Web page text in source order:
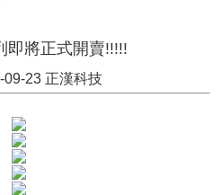
即將正式開賣!!!!!
09-23 正漢科技